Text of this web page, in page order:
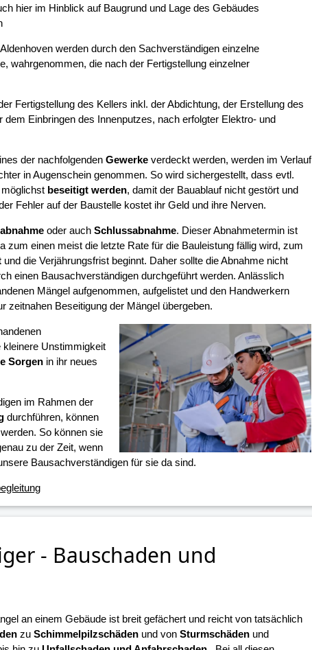
hier im Hinblick auf Baugrund und Lage des Gebäudes
werden durch den Sachverständigen einzelne
wahrgenommen, die nach der Fertigstellung einzelner
Fertigstellung des Kellers inkl. der Abdichtung, der Erstellung des
Einbringen des Innenputzes, nach erfolgter Elektro- und
der nachfolgenden Gewerkeverdeckt werden, werden im Verlauf
in Augenschein genommen. So wird sichergestellt, dass evtl.
beseitigt werden, damit der Bauablauf nicht gestört und
Fehler auf der Baustelle kostet ihr Geld und ihre Nerven.
oder auch Schlussabnahme. Dieser Abnahmetermin ist
zum einen meist die letzte Rate für die Bauleistung fällig wird, zum
und die Verjährungsfrist beginnt. Daher sollte die Abnahme nicht
einen Bausachverständigen durchgeführt werden. Anlässlich
Mängel aufgenommen, aufgelistet und den Handwerkern
zeitnahen Beseitigung der Mängel übergeben.
kleinere Unstimmigkeit
Sorgenin ihr neues
im Rahmen der
durchführen, können
So können sie
zu der Zeit, wenn
Bausachverständigen für sie da sind.
- Bauschaden und
an einem Gebäude ist breit gefächert und reicht von tatsächlich
zu Schimmelpilzschädenund von Sturmschädenund